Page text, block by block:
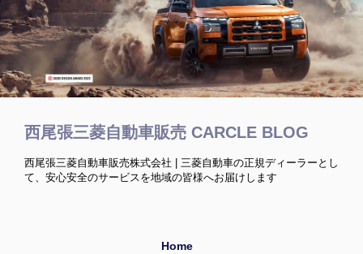
西尾張三菱自動車販売 CARCLE BLOG
西尾張三菱自動車販売株式会社 | 三菱自動車の正規ディーラーとし
て、安心安全のサービスを地域の皆様へお届けします
Home